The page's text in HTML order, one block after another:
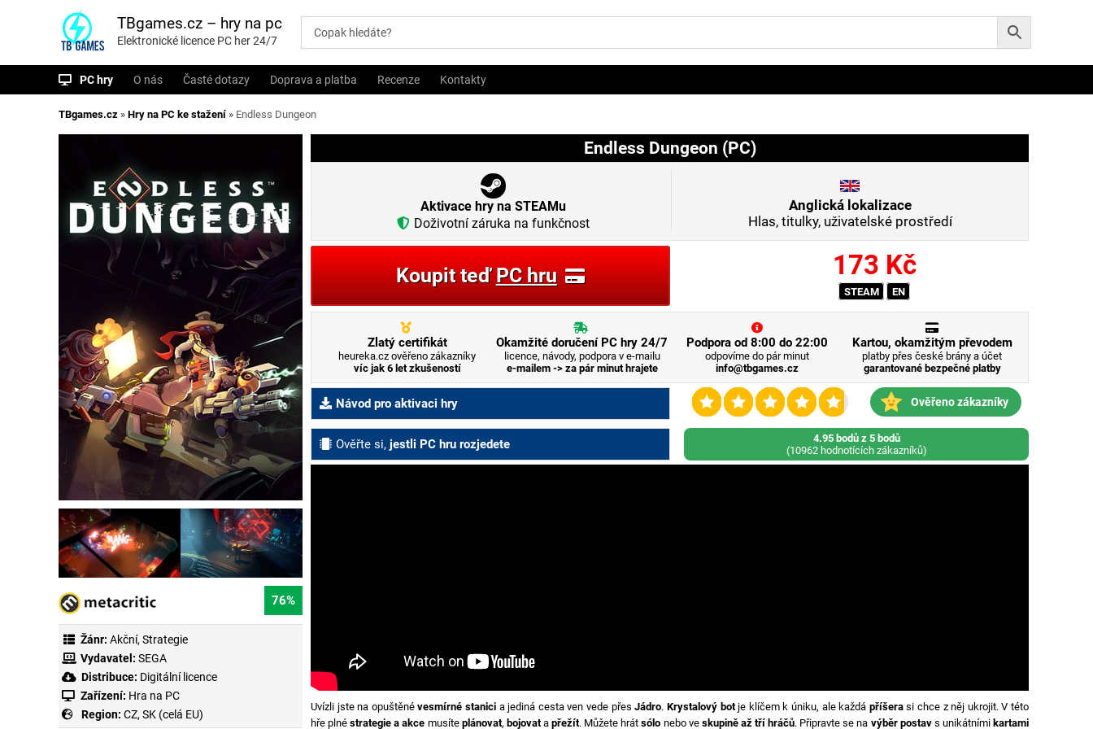
i
TBgames.cz – hry na pc
Elektronické licence PC her 24/7
PC hry O nás Časté dotazy Doprava a platba Recenze Kontakty
TBgames.cz » Hry na PC ke stažení » Endless Dungeon
76%
Žánr: Akční, Strategie
Vydavatel: SEGA
Distribuce: Digitální licence
Zařízení: Hra na PC
Region: CZ, SK (celá EU)
Endless Dungeon (PC)
Aktivace hry na STEAMu
Doživotní záruka na funkčnost
Anglická lokalizace
Hlas, titulky, uživatelské prostředí
Koupit teďPC hru 173 Kč
STEAM EN
Zlatý certifikát
heureka.cz ověřeno zákazníky
víc jak 6 let zkušeností
Okamžité doručení PC hry 24/7
licence, návody, podpora v e-mailu
e-mailem -> za pár minut hrajete
Podpora od 8:00 do 22:00
odpovíme do pár minut
info@tbgames.cz
Kartou, okamžitým převodem
platby přes české brány a účet
garantované bezpečné platby
Ověřeno zákazníky
4.95 bodů z 5 bodů
(10962 hodnotících zákazníků)
Návod pro aktivaci hry
Ověřte si, jestli PC hru rozjedete
Uvízli jste na opuštěnévesmírné stanici a jediná cesta ven vede přesJádro. Krystalový botje klíčem k úniku, ale každá příšerasi chce z něj ukrojit. V této
hře plnéstrategie a akce musíte plánovat, bojovatapřežít. Můžete hrátsólo nebo ve skupině až tří hráčů. Připravte se na výběr postavs unikátními kartami